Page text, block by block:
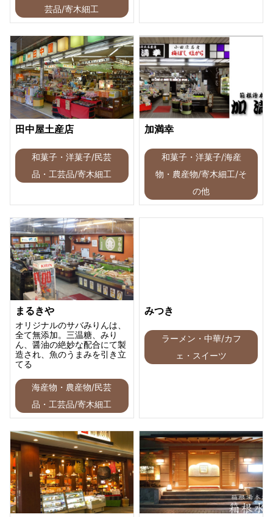
芸品/寄木細工
田中屋土産店
和菓子・洋菓子/民芸
品・工芸品/寄木細工
加満幸
和菓子・洋菓子/海産
物・農産物/寄木細工/そ
の他
まるきや
オリジナルのサバみりんは、
全て無添加。三温糖、みり
ん、醤油の絶妙な配合にて製
造され、魚のうまみを引き立
てる
海産物・農産物/民芸
品・工芸品/寄木細工
みつき
ラーメン・中華/カフ
ェ・スイーツ